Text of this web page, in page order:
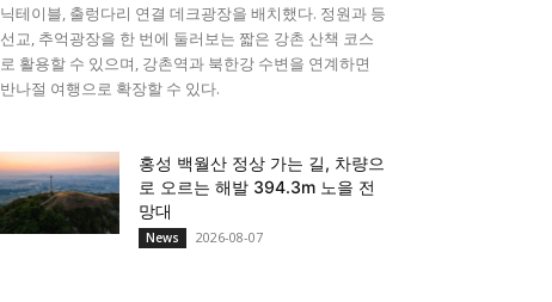
닉테이블, 출렁다리 연결 데크광장을 배치했다. 정원과 등
선교, 추억광장을 한 번에 둘러보는 짧은 강촌 산책 코스
로 활용할 수 있으며, 강촌역과 북한강 수변을 연계하면
반나절 여행으로 확장할 수 있다.
홍성 백월산 정상 가는 길, 차량으
로 오르는 해발 394.3m 노을 전
망대
News 2026-08-07